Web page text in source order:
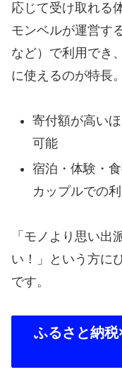
応じて受け取れる
モンベルが運営す
など）で利用でき
に使えるのが特長。
寄付額が高い
可能
宿泊・体験・
カップルでの
「モノより思い出
い！」という方に
です。
ふるさと納